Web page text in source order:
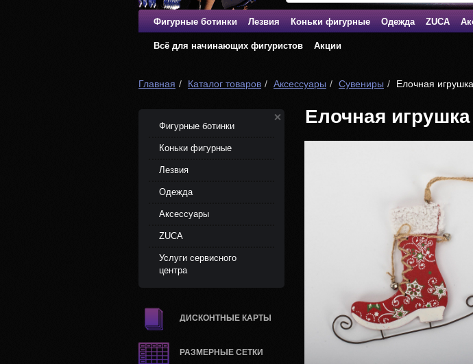
Фигурные ботинки Лезвия Коньки фигурные Одежда ZUCA
Всё для начинающих фигуристов Акции
Главная Каталог товаров Аксессуары Сувениры Елочная
Фигурные ботинки
Коньки фигурные
Лезвия
Одежда
Аксессуары
ZUCA
Услуги сервисного
центра
ДИСКОНТНЫЕ КАРТЫ
РАЗМЕРНЫЕ СЕТКИ
Елочная